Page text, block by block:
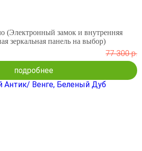
(Электронный замок и внутренняя
зеркальная панель на выбор)
77 300 р.
подробнее